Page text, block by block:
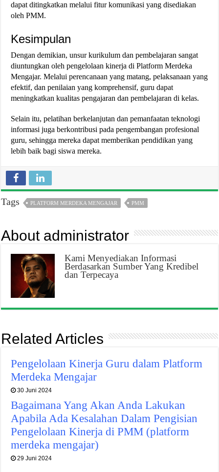
dapat ditingkatkan melalui fitur komunikasi yang disediakan
oleh PMM​.
Kesimpulan
Dengan demikian, unsur kurikulum dan pembelajaran sangat
diuntungkan oleh pengelolaan kinerja di Platform Merdeka
Mengajar. Melalui perencanaan yang matang, pelaksanaan yang
efektif, dan penilaian yang komprehensif, guru dapat
meningkatkan kualitas pengajaran dan pembelajaran di kelas.
Selain itu, pelatihan berkelanjutan dan pemanfaatan teknologi
informasi juga berkontribusi pada pengembangan profesional
guru, sehingga mereka dapat memberikan pendidikan yang
lebih baik bagi siswa mereka​.
Tags PLATFORM MERDEKA MENGAJAR PMM
About administrator
Kami Menyediakan Informasi
Berdasarkan Sumber Yang Kredibel
dan Terpecaya
Related Articles
Pengelolaan Kinerja Guru dalam Platform
Merdeka Mengajar
30 Juni 2024
Bagaimana Yang Akan Anda Lakukan
Apabila Ada Kesalahan Dalam Pengisian
Pengelolaan Kinerja di PMM (platform
merdeka mengajar)
29 Juni 2024